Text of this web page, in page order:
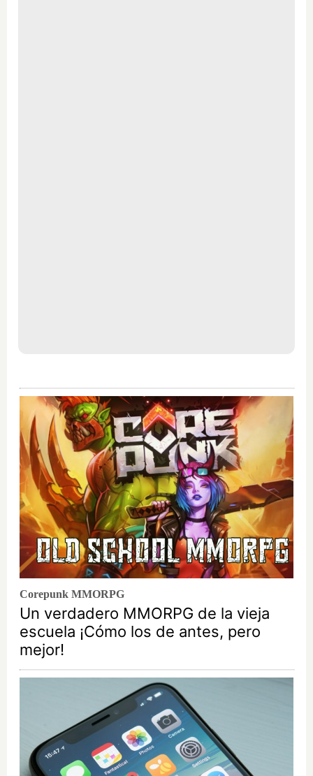
Corepunk MMORPG
Un verdadero MMORPG de la vieja
escuela ¡Cómo los de antes, pero
mejor!